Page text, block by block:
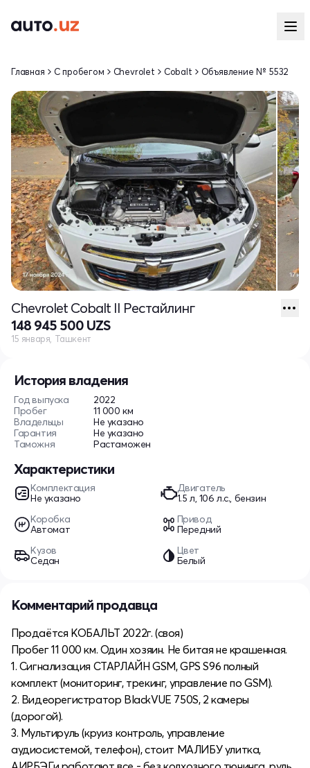
История владения
Год выпуска
2022
Пробег
11 000 км
Владельцы
Не указано
Гарантия
Не указано
Таможня
Растаможен
Характеристики
Комплектация
Не указано
Двигатель
1.5 л, 106 л.с., бензин
Коробка
Автомат
Привод
Передний
Кузов
Седан
Цвет
Белый
Главная С пробегом Chevrolet Cobalt Объявление № 5532
Chevrolet Cobalt II Рестайлинг
148 945 500 UZS
15 января, Ташкент
Комментарий продавца
Продаётся КОБАЛЬТ 2022г. (своя)
Пробег 11 000 км. Один хозяин. Не битая не крашенная.
1. Сигнализация СТАРЛАЙН GSM, GPS S96 полный
комплект (мониторинг, трекинг, управление по GSM).
2. Видеорегистратор BlackVUE 750S, 2 камеры
(дорогой).
3. Мультируль (круиз контроль, управление
аудиосистемой, телефон), стоит МАЛИБУ улитка,